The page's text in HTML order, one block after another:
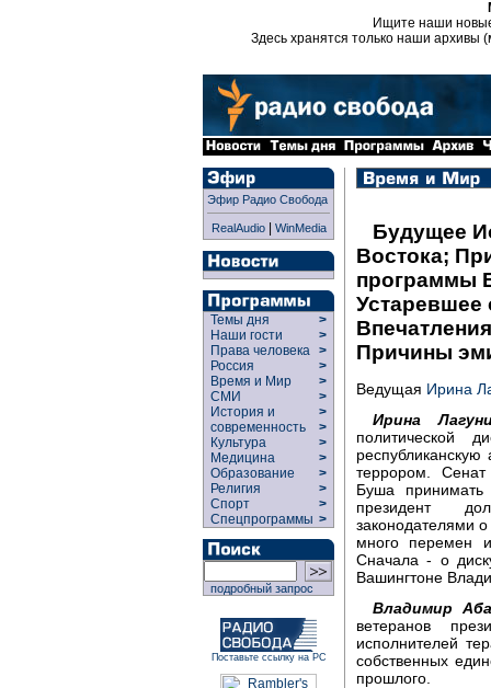
Ищите наши
Здесь хранятся только наши архивы
Эфир Радио Свобода
RealAudio| WinMedia
Темы дня
>
Наши гости
>
Права человека >
Россия
>
Время и Мир
>
СМИ
>
История и
современность
>
>
Культура
>
Медицина
>
Образование
>
Религия
>
Спорт
>
Спецпрограммы >
подробный запрос
Поставьте ссылку на РС
Будущее
Востока;
программы
Устаревшее
Причины
Ведущая Ирина
Ирина
политической
террором.
Буша
президент
законодателями
много перемен
Сначала - о
Вашингтоне
Владимир
ветеранов
исполнителей
собственных
прошлого.